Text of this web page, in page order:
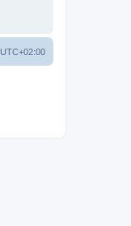
UTC+02:00